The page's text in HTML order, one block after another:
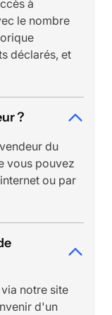
à
le nombre
déclarés, et
?
du
vous pouvez
ou par
notre site
d'un